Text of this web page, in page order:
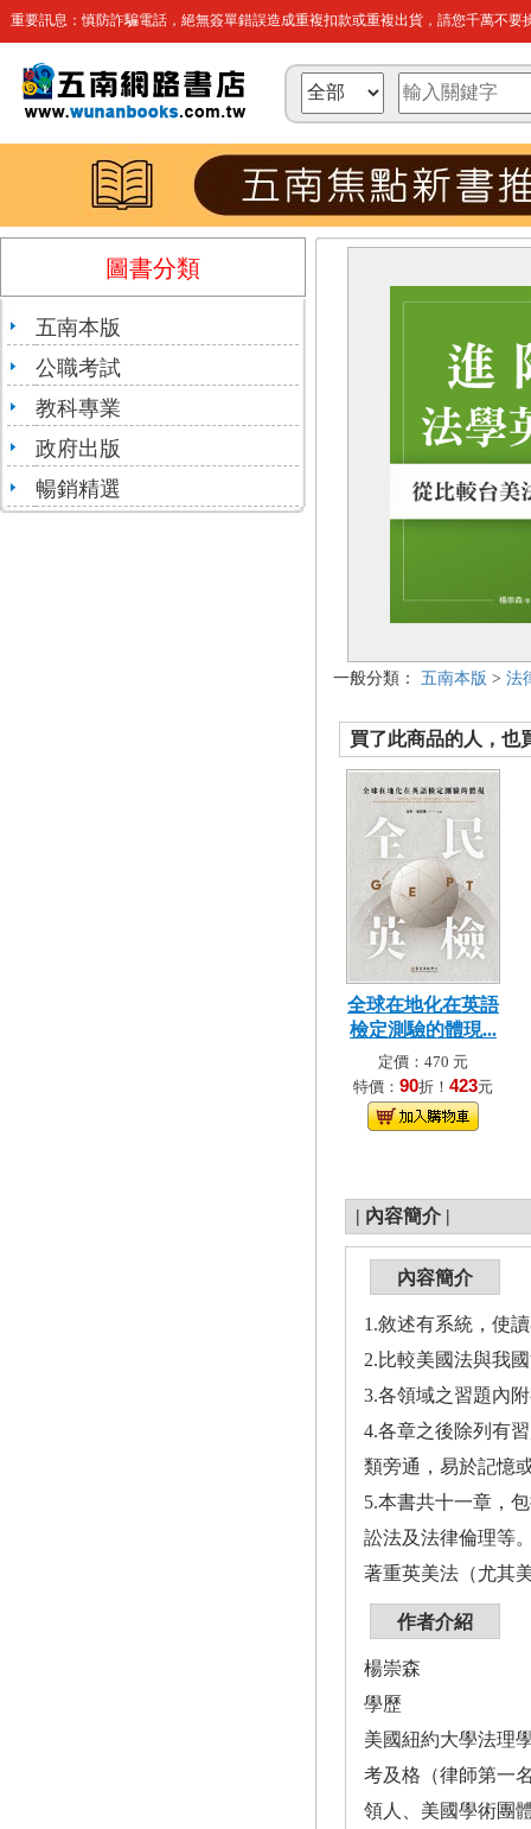
重要訊息：慎防詐騙電話，絕無簽單錯誤造成重複扣款或重複出貨，請您千萬不要
圖書分類
五南本版
公職考試
教科專業
政府出版
暢銷精選
一般分類： 五南本版 > 法
買了此商品的人，也
全球在地化在英語
檢定測驗的體現...
定價：470 元
特價： 90折！ 423元
| 內容簡介 |
內容簡介
1.敘述有系統，使
2.比較美國法與我
3.各領域之習題內
4.各章之後除列有
類旁通，易於記憶
5.本書共十一章，
訟法及法律倫理等
著重英美法（尤其
作者介紹
楊崇森
學歷
美國紐約大學法理
考及格（律師第一
領人、美國學術團